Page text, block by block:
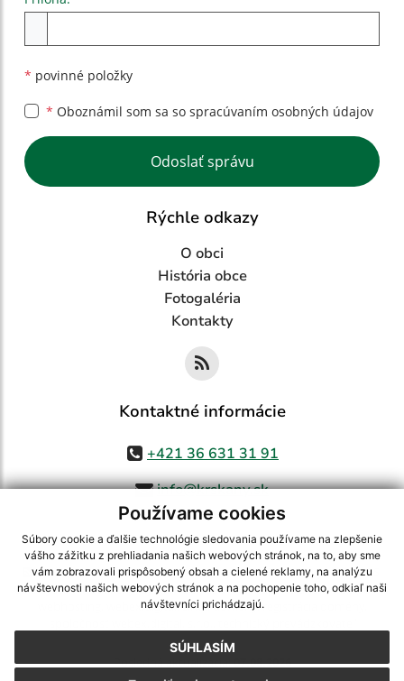
Používame cookies
Súbory cookie a ďalšie technológie sledovania používame na zlepšenie
vášho zážitku z prehliadania našich webových stránok, na to, aby sme
vám zobrazovali prispôsobený obsah a cielené reklamy, na analýzu
návštevnosti našich webových stránok a na pochopenie toho, odkiaľ naši
návštevníci prichádzajú.
SÚHLASÍM
* povinné položky
* Oboznámil som sa so spracúvaním osobných údajov
Google reCaptcha Response
Odoslať správu
Rýchle odkazy
O obci
História obce
Fotogaléria
Kontakty
Kontaktné informácie
+421 36 631 31 91
info@krskany.sk
využite možnosť získavania aktuálnych informácií s využitím RSS
CMS systém (redakčný) systém ECHELON 2,Mapa stránok,web portál
webex.digital, s.r.o.,domény,registrácia domény
Posledná aktualizácia:07.08.2026